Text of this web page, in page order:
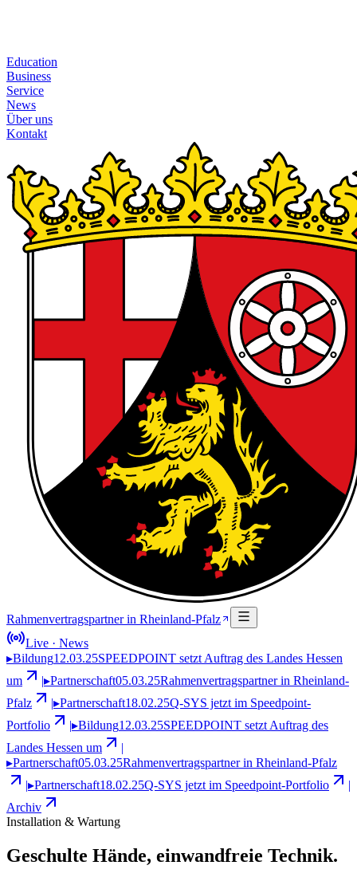
Education
Business
Service
News
Über uns
Kontakt
Rahmenvertragspartner in Rheinland-Pfalz
Live · News
▸Bildung12.03.25SPEEDPOINT setzt Auftrag des Landes Hessen
um
|▸Partnerschaft05.03.25Rahmenvertragspartner in Rheinland-
Pfalz
|▸Partnerschaft18.02.25Q-SYS jetzt im Speedpoint-
Portfolio
|▸Bildung12.03.25SPEEDPOINT setzt Auftrag des
Landes Hessen um
|
▸Partnerschaft05.03.25Rahmenvertragspartner in Rheinland-Pfalz
|▸Partnerschaft18.02.25Q-SYS jetzt im Speedpoint-Portfolio
|
Archiv
Installation & Wartung
Geschulte Hände, einwandfreie Technik.